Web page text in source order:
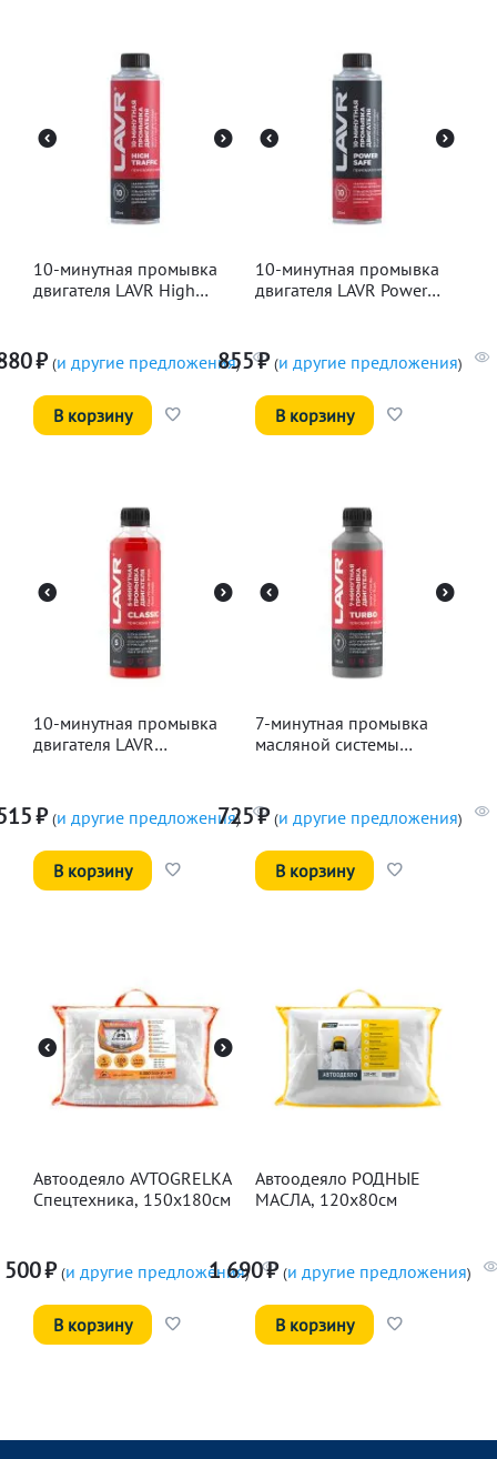
10-минутная промывка
двигателя LAVR High
₽ (и другие предложения)
В корзину
10-минутная промывка
двигателя LAVR Power
855₽ (и другие предложения)
В корзину
10-минутная промывка
двигателя LAVR
₽ (и другие предложения)
В корзину
7-минутная промывка
масляной системы
725₽ (и другие предложения)
В корзину
Автоодеяло AVTOGRELKA
Спецтехника, 150х180см
₽ (и другие предложения)
В корзину
Автоодеяло РОДНЫЕ
МАСЛА, 120х80см
1 690₽ (и другие предложения)
В корзину